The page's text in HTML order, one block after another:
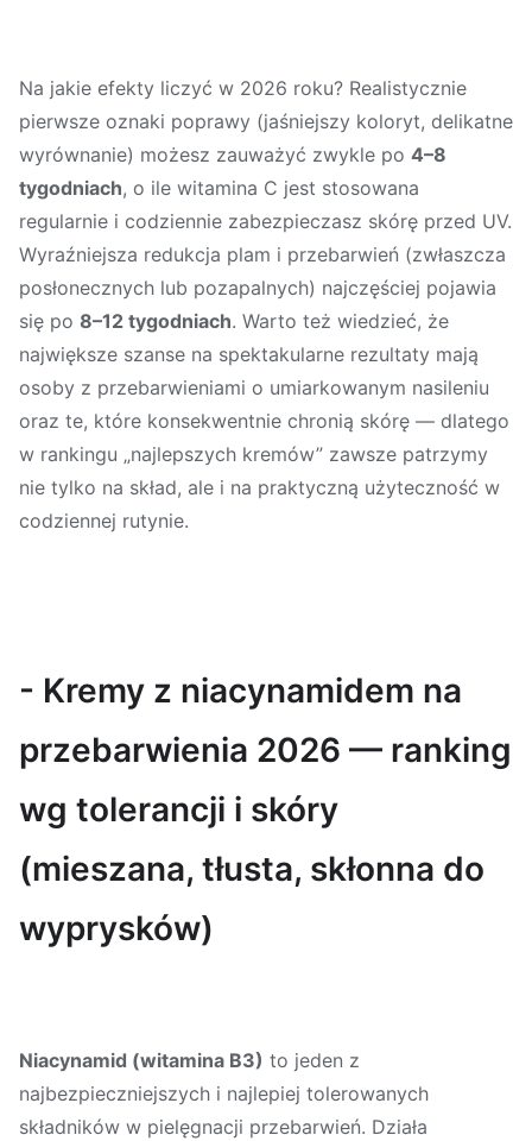
Na jakie efekty liczyć w 2026 roku? Realistycznie
pierwsze oznaki poprawy (jaśniejszy koloryt, delikatne
wyrównanie) możesz zauważyć zwykle po 4–8
tygodniach, o ile witamina C jest stosowana
regularnie i codziennie zabezpieczasz skórę przed UV.
Wyraźniejsza redukcja plam i przebarwień (zwłaszcza
posłonecznych lub pozapalnych) najczęściej pojawia
się po 8–12 tygodniach. Warto też wiedzieć, że
największe szanse na spektakularne rezultaty mają
osoby z przebarwieniami o umiarkowanym nasileniu
oraz te, które konsekwentnie chronią skórę — dlatego
w rankingu „najlepszych kremów” zawsze patrzymy
nie tylko na skład, ale i na praktyczną użyteczność w
codziennej rutynie.
- Kremy z niacynamidem na
przebarwienia 2026 — ranking
wg tolerancji i skóry
(mieszana, tłusta, skłonna do
wyprysków)
Niacynamid (witamina B3) to jeden z
najbezpieczniejszych i najlepiej tolerowanych
składników w pielęgnacji przebarwień. Działa